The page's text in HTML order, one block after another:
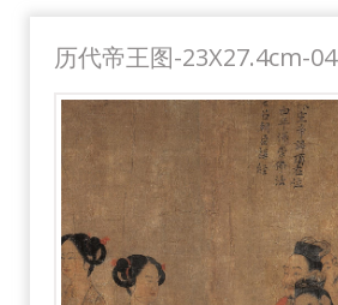
历代帝王图-23X27.4cm-04